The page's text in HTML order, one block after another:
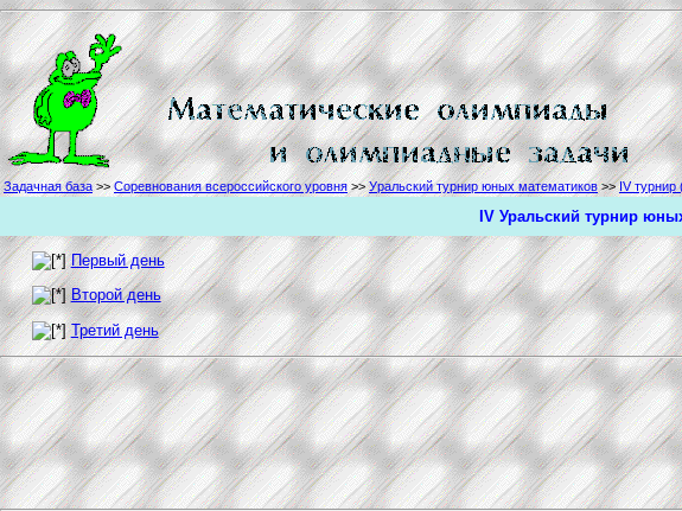
Задачная база>> Соревнования всероссийского уровня >>Уральский турнир юных математиков>>IV турнир
IV Уральский турнир
Первый день
Второй день
Третий день